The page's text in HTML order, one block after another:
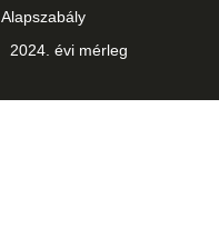
Alapszabály
2024. évi mérleg